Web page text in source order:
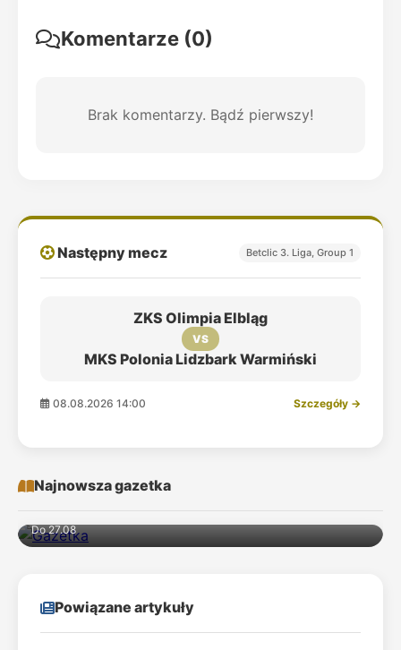
Komentarze (0)
Brak komentarzy. Bądź pierwszy!
Następny mecz Betclic 3. Liga, Group 1
ZKS Olimpia Elbląg
VS
MKS Polonia Lidzbark Warmiński
08.08.2026 14:00 Szczegóły →
Najnowsza gazetka
Do 27.08
Powiązane artykuły